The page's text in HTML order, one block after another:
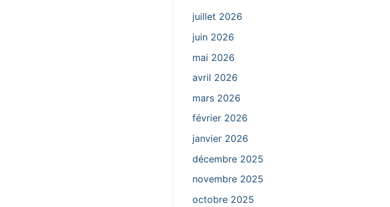
juillet 2026
juin 2026
mai 2026
avril 2026
mars 2026
février 2026
janvier 2026
décembre 2025
novembre 2025
octobre 2025